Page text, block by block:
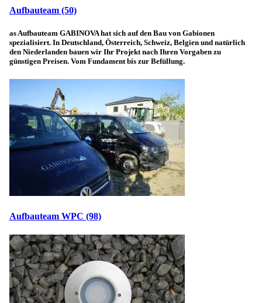
Aufbauteam (50)
as Aufbauteam GABINOVA hat sich auf den Bau von Gabionen
spezialisiert. In Deutschland, Österreich, Schweiz, Belgien und natürlich
den Niederlanden bauen wir Ihr Projekt nach Ihren Vorgaben zu
günstigen Preisen. Vom Fundament bis zur Befüllung.
Aufbauteam WPC (98)